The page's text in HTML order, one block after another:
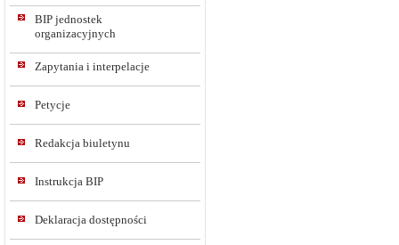
BIP jednostek
organizacyjnych
Zapytania i interpelacje
Petycje
Redakcja biuletynu
Instrukcja BIP
Deklaracja dostępności